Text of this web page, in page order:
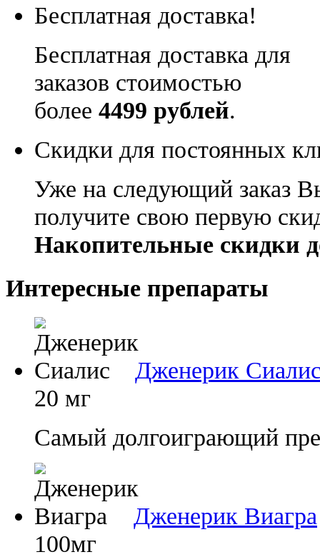
Бесплатная доставка!
Бесплатная доставка для
заказов стоимостью
более 4499 рублей.
Скидки для постоянных
Уже на следующий заказ
получите свою первую
Накопительные скидки
Интересные препараты
Дженерик
20 мг
Самый долгоиграющий
Дженерик Виагра
100мг